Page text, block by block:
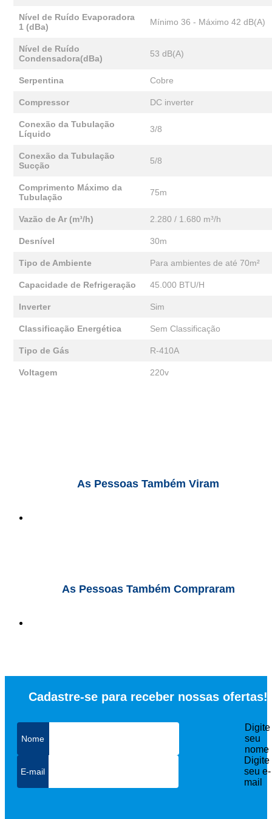
Nível de Ruído Evaporadora
1 (dBa)
Mínimo 36 - Máximo 42 dB(A)
Nível de Ruído
Condensadora(dBa)
53 dB(A)
Serpentina Cobre
Compressor DC inverter
Conexão da Tubulação
Líquido
3/8
Conexão da Tubulação
Sucção
5/8
Comprimento Máximo da
Tubulação
75m
Vazão de Ar (m³/h) 2.280 / 1.680 m³/h
Desnível 30m
Tipo de Ambiente Para ambientes de até 70m²
Capacidade de Refrigeração 45.000 BTU/H
Inverter Sim
Classificação Energética Sem Classificação
Tipo de Gás R-410A
Voltagem 220v
As Pessoas Também Viram
As Pessoas Também Compraram
Cadastre-se para receber nossas ofertas!
Digite
seu
nome
Digite
seu e-
mail